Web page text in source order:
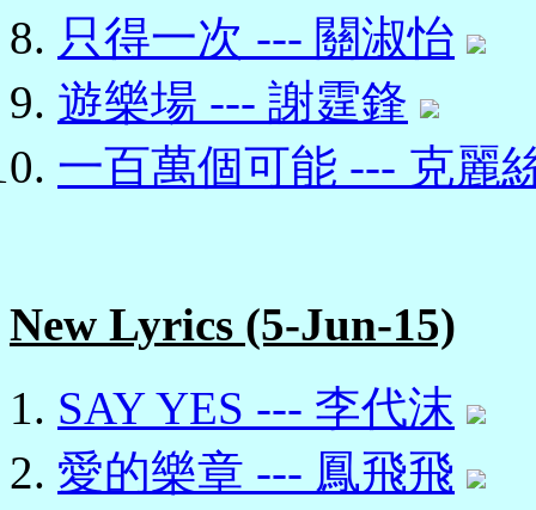
只得一次 --- 關淑怡
遊樂場 --- 謝霆鋒
一百萬個可能 --- 克麗
New Lyrics (5-Jun-15)
SAY YES --- 李代沫
愛的樂章 --- 鳳飛飛